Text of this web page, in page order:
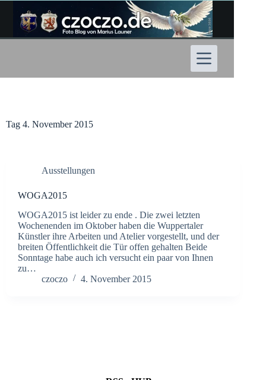
Inhalt
springen
Tag 4. November 2015
Ausstellungen
WOGA2015
WOGA2015 ist leider zu ende . Die zwei letzten
Wochenenden im Oktober haben die Wuppertaler
Künstler ihre Arbeiten und Atelier vorgestellt, und der
breiten Öffentlichkeit die Tür offen gehalten Beide
Sonntage habe auch ich versucht ein paar von Ihnen
zu…
czoczo
4. November 2015